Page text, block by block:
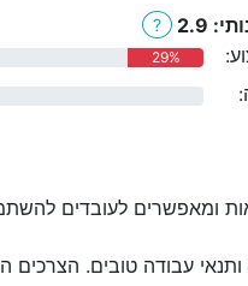
2.9
?
29%
ומאפשרים לעובדים
עבודה טובים.